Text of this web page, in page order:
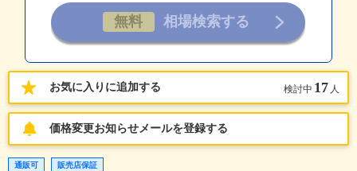
お気に入りに追加する 検討中 17 人
価格変更お知らせメールを登録する
通販可 販売店保証